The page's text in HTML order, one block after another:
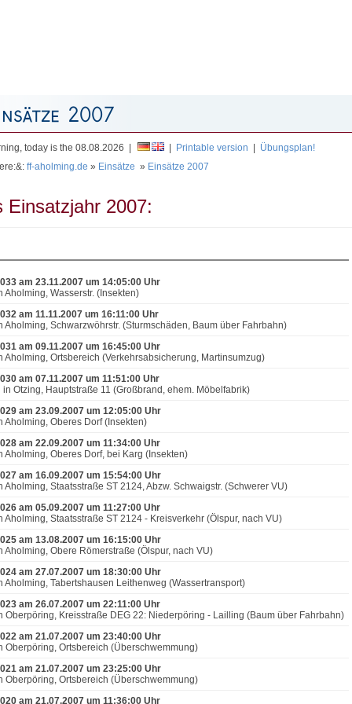
today is the 08.08.2026 | Printable version
Übungsplan!
ff-aholming.de » Einsätze » Einsätze 2007
Einsatzjahr 2007:
am 23.11.2007 um 14:05:00 Uhr
Aholming, Wasserstr. (Insekten)
am 11.11.2007 um 16:11:00 Uhr
Aholming, Schwarzwöhrstr. (Sturmschäden, Baum über Fahrbahn)
am 09.11.2007 um 16:45:00 Uhr
Aholming, Ortsbereich (Verkehrsabsicherung, Martinsumzug)
am 07.11.2007 um 11:51:00 Uhr
in Otzing, Hauptstraße 11 (Großbrand, ehem. Möbelfabrik)
am 23.09.2007 um 12:05:00 Uhr
Aholming, Oberes Dorf (Insekten)
am 22.09.2007 um 11:34:00 Uhr
Aholming, Oberes Dorf, bei Karg (Insekten)
am 16.09.2007 um 15:54:00 Uhr
Aholming, Staatsstraße ST 2124, Abzw. Schwaigstr. (Schwerer VU)
am 05.09.2007 um 11:27:00 Uhr
Aholming, Staatsstraße ST 2124 - Kreisverkehr (Ölspur, nach VU)
am 13.08.2007 um 16:15:00 Uhr
Aholming, Obere Römerstraße (Ölspur, nach VU)
am 27.07.2007 um 18:30:00 Uhr
Aholming, Tabertshausen Leithenweg (Wassertransport)
am 26.07.2007 um 22:11:00 Uhr
Oberpöring, Kreisstraße DEG 22: Niederpöring - Lailling (Baum über Fahrbahn)
am 21.07.2007 um 23:40:00 Uhr
Oberpöring, Ortsbereich (Überschwemmung)
am 21.07.2007 um 23:25:00 Uhr
Oberpöring, Ortsbereich (Überschwemmung)
am 21.07.2007 um 11:36:00 Uhr